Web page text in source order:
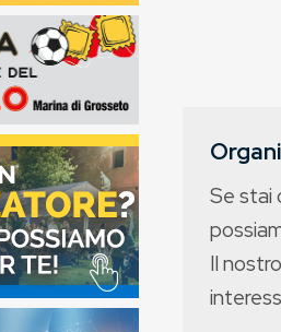
Se stai
Il